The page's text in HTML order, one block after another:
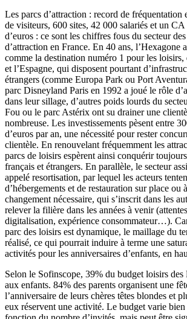
Les parcs d’attraction : record de
de visiteurs, 600 sites, 42 000 salariés et un
d’euros : ce sont les chiffres fous du secteur
d’attraction en France. En 40 ans, l’Hexagone
comme la destination numéro 1 pour les
et l’Espagne, qui disposent pourtant
étrangers (comme Europa Park ou Port
parc Disneyland Paris en 1992 a joué le rôle
dans leur sillage, d’autres poids lourds du
Fou ou le parc Astérix ont su drainer une
nombreuse. Les investissements pèsent entre
d’euros par an, une nécessité pour rester
clientèle. En renouvelant fréquemment les
parcs de loisirs espèrent ainsi conquérir
français et étrangers. En parallèle, le secteur
appelé resortisation, par lequel les acteurs
d’hébergements et de restauration sur place ou
changement nécessaire, qui s’inscrit dans les
relever la filière dans les années à venir
digitalisation, expérience consommateur…).
parc des loisirs est dynamique, le maillage du
réalisé, ce qui pourrait induire à terme une
activités pour les anniversaires d’enfants, en
Selon le Sofinscope, 39% du budget loisirs des
aux enfants. 84% des parents organisent une
l’anniversaire de leurs chères têtes blondes et
eux réservent une activité. Le budget varie